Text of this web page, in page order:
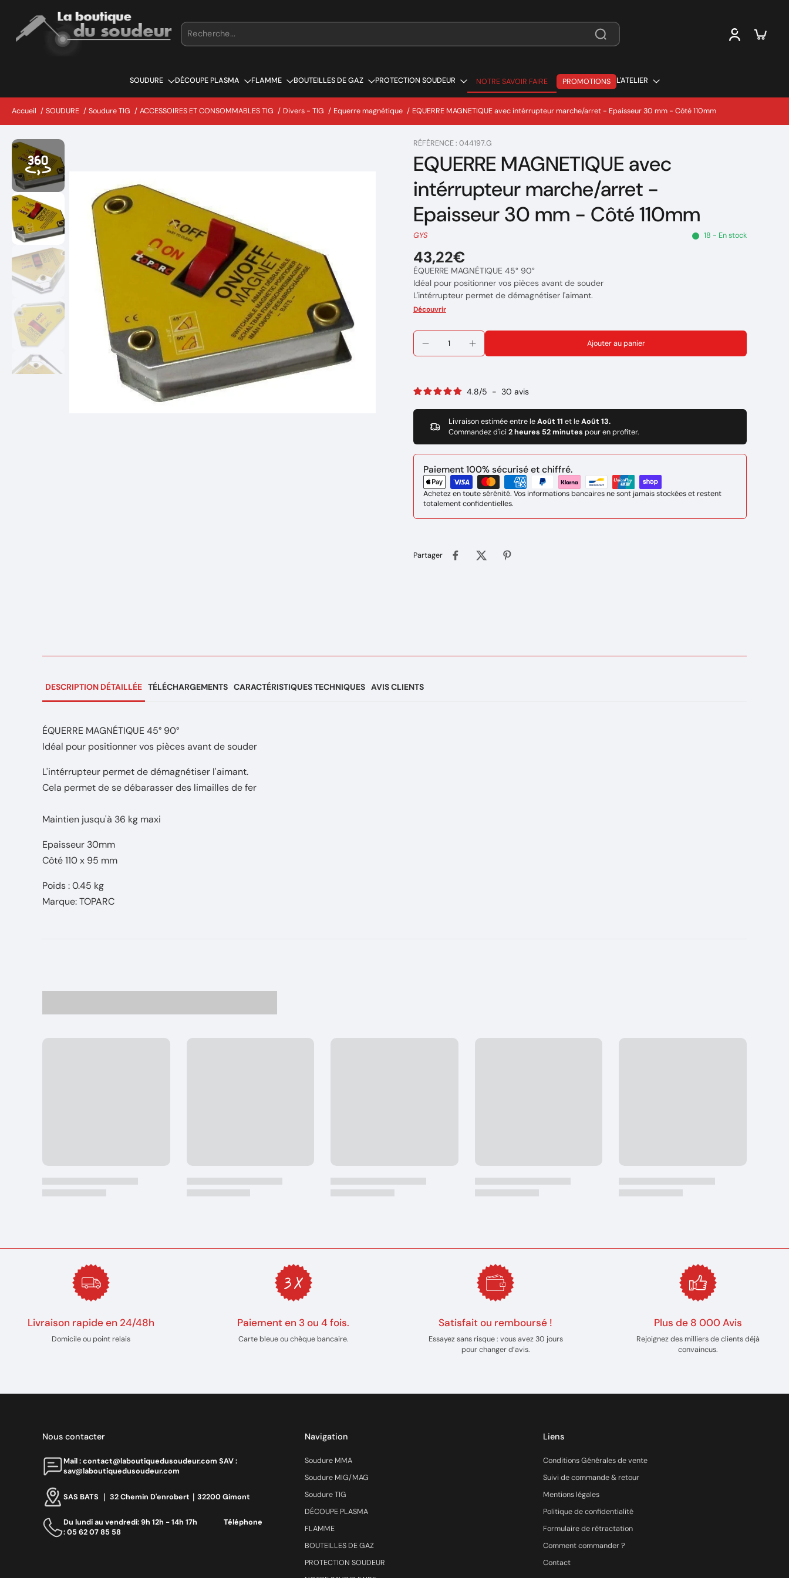
contenu
SOUDURE DÉCOUPE PLASMA FLAMME BOUTEILLES DE GAZ PROTECTION SOUDEUR
NOTRE SAVOIR FAIRE
NOTRE SAVOIR FAIRE
PROMOTIONS L'ATELIER
Accueil / SOUDURE / Soudure TIG / ACCESSOIRES ET CONSOMMABLES TIG / Divers - TIG / Equerre magnétique / EQUERRE MAGNETIQUE avec intérrupteur marche/arret - Epaisseur 30 mm - Côté 110mm
Passer
aux
informations
sur
le
produit
RÉFÉRENCE : 044197.G
EQUERRE MAGNETIQUE avec
intérrupteur marche/arret -
Epaisseur 30 mm - Côté 110mm
GYS 18 - En stock
43,22€
ÉQUERRE MAGNÉTIQUE 45° 90°
Idéal pour positionner vos pièces avant de souder
L'intérrupteur permet de démagnétiser l'aimant.
Cela permet de se débarasser des limailles de fer
Epaisseur 30mm
Côté 110 x 95 mm
Poids : 0.45 kg
Découvrir
Ajouter au panier
4.8/5 - 30 avis
Livraison estimée entre leAoût 11 et leAoût 13.
Commandez d'ici2 heures 52 minutes pour en profiter.
Paiement 100% sécurisé et chiffré.
Achetez en toute sérénité. Vos informations bancaires ne sont jamais stockées et restent
totalement confidentielles.
Partager
DESCRIPTION DÉTAILLÉE TÉLÉCHARGEMENTS CARACTÉRISTIQUES TECHNIQUES AVIS CLIENTS
ÉQUERRE MAGNÉTIQUE 45° 90°
Idéal pour positionner vos pièces avant de souder
L'intérrupteur permet de démagnétiser l'aimant.
Cela permet de se débarasser des limailles de fer
Maintien jusqu'à 36 kg maxi
Epaisseur 30mm
Côté 110 x 95 mm
Poids : 0.45 kg
Marque: TOPARC
Livraison rapide en 24/48h
Domicile ou point relais
Paiement en 3 ou 4 fois.
Carte bleue ou chèque bancaire.
Satisfait ou remboursé !
Essayez sans risque : vous avez 30 jours
pour changer d’avis.
Plus de 8 000 Avis
Rejoignez des milliers de clients déjà
convaincus.
Nous contacter
Mail : contact@laboutiquedusoudeur.comㅤㅤㅤㅤ SAV :
sav@laboutiquedusoudeur.com
SAS BATS ｜ 32 Chemin D'enrobert｜32200 Gimont
Du lundi au vendredi: 9h 12h - 14h 17h ‎ ‎ ‎ ‎ ‎ ‎ ‎ ‎ ‎ ‎ ‎ ‎ ‎ ‎‎ Téléphone
: 05 62 07 85 58
Navigation
Soudure MMA
Soudure MIG/MAG
Soudure TIG
DÉCOUPE PLASMA
FLAMME
BOUTEILLES DE GAZ
PROTECTION SOUDEUR
Liens
Conditions Générales de vente
Suivi de commande & retour
Mentions légales
Politique de confidentialité
Formulaire de rétractation
Comment commander ?
Contact